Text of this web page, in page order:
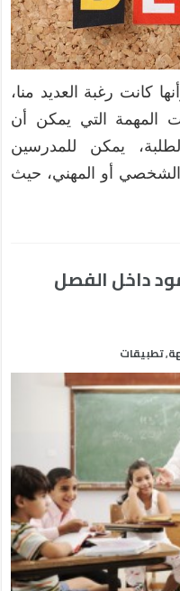
كانت رغبة العديد منا،
المهمة التي يمكن أن
يمكن للمدرسين
الشخصي أو المهني، حيث
داخل الفصل
,تطبيقات